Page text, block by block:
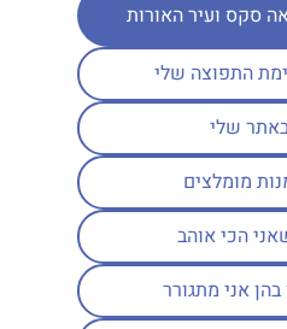
סקס ועיר האורות
התפוצה שלי
שלי
מומלצים
הכי אוהב
בהן אני מתגורר